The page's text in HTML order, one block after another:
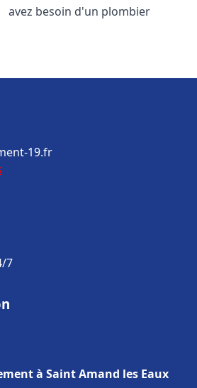
avez besoin d'un plombier
19.fr
7
à Saint Amand les Eaux